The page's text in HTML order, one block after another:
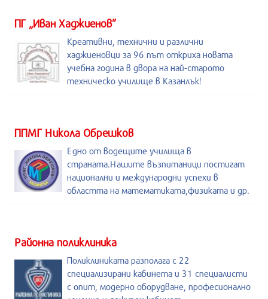
ПГ „Иван Хаджиенов”
Креативни, технични и различни
хаджиеновци за 96 път откриха новата
учебна година в двора на най-старото
техническо училище в Казанлък!
ППМГ Никола Обрешков
Едно от водещите училища в
страната.Нашите възпитаници постигат
национални и международни успехи в
областта на математиката,физиката и др.
Районна поликлиника
Поликлиниката разполага с 22
специализирани кабинета и 31 специалисти
с опит, модерно оборудване, професионално